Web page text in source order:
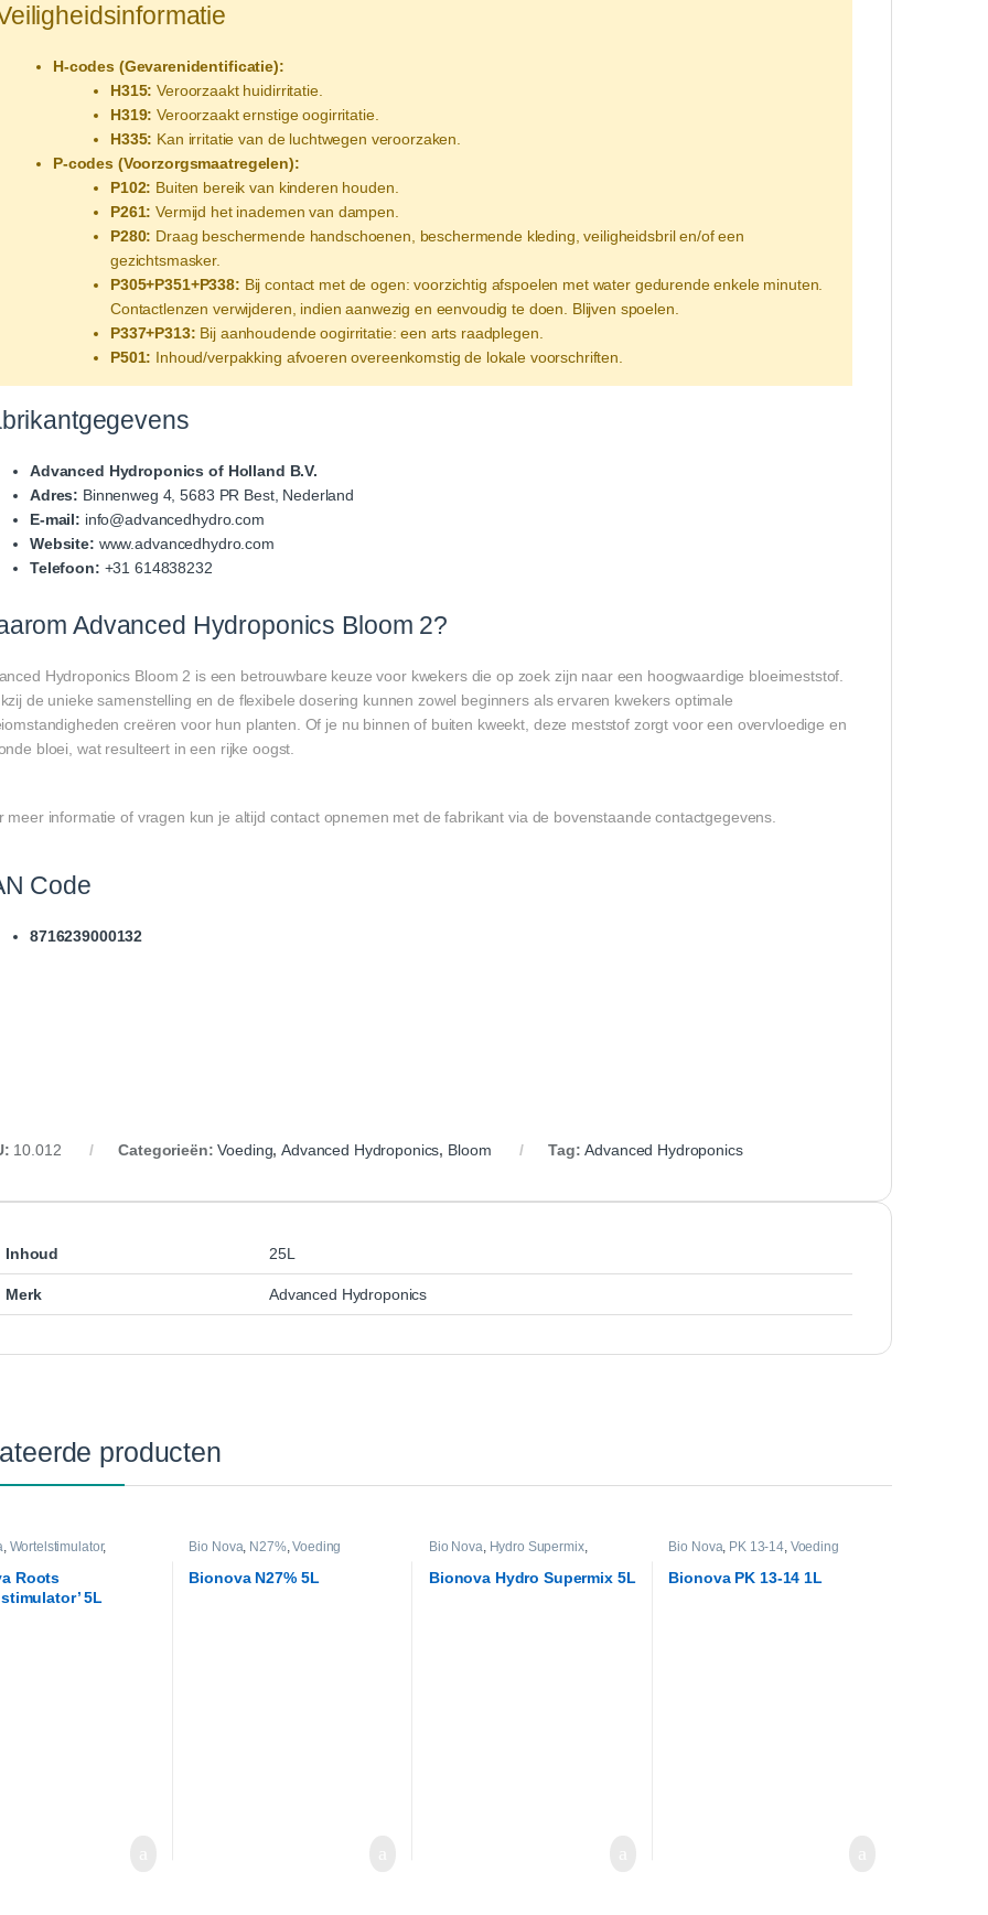
H-codes (Gevarenidentificatie):
H315: Veroorzaakt huidirritatie.
H319: Veroorzaakt ernstige oogirritatie.
H335: Kan irritatie van de luchtwegen veroorzaken.
P-codes (Voorzorgsmaatregelen):
P102: Buiten bereik van kinderen houden.
P261: Vermijd het inademen van dampen.
P280: Draag beschermende handschoenen, beschermende kleding, veiligheidsbril en/of een
gezichtsmasker.
P305+P351+P338: Bij contact met de ogen: voorzichtig afspoelen met water gedurende enkele minuten.
Contactlenzen verwijderen, indien aanwezig en eenvoudig te doen. Blijven spoelen.
P337+P313: Bij aanhoudende oogirritatie: een arts raadplegen.
P501: Inhoud/verpakking afvoeren overeenkomstig de lokale voorschriften.
Advanced Hydroponics of Holland B.V.
Adres: Binnenweg 4, 5683 PR Best, Nederland
E-mail: info@advancedhydro.com
Website: www.advancedhydro.com
Telefoon: +31 614838232
Advanced Hydroponics Bloom 2?
Hydroponics Bloom 2 is een betrouwbare keuze voor kwekers die op zoek zijn naar een hoogwaardige bloeimeststof.
de unieke samenstelling en de flexibele dosering kunnen zowel beginners als ervaren kwekers optimale
creëren voor hun planten. Of je nu binnen of buiten kweekt, deze meststof zorgt voor een overvloedige en
bloei, wat resulteert in een rijke oogst.
meer informatie of vragen kun je altijd contact opnemen met de fabrikant via de bovenstaande contactgegevens.
Code
8716239000132
10.012 Categorieën:Voeding,Advanced Hydroponics, Bloom Tag:Advanced Hydroponics
Inhoud 25L
Merk Advanced Hydroponics
producten
, Wortelstimulator,
Roots
5L
Bio Nova, N27%,Voeding
Bionova N27% 5L
Bio Nova, Hydro Supermix,
Bionova Hydro Supermix 5L
Bio Nova, PK 13-14, Voeding
Bionova PK 13-14 1L